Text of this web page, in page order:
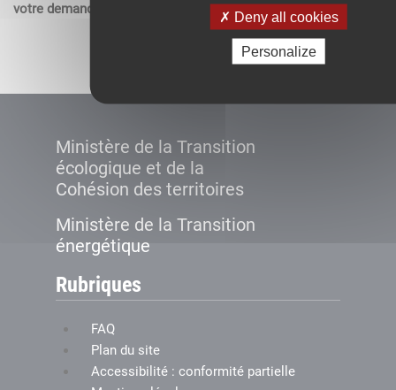
Deny all cookies
Personalize
votre demande.
Créer le compte
Ministère de la Transition
écologique et de la
Cohésion des territoires
Ministère de la Transition
énergétique
Rubriques
FAQ
Plan du site
Accessibilité : conformité partielle